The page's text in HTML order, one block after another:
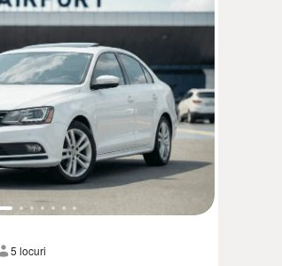
5 locuri